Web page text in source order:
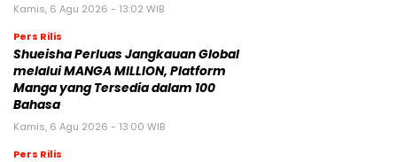
Kamis, 6 Agu 2026 - 13:02 WIB
Pers Rilis
Shueisha Perluas Jangkauan Global
melalui MANGA MILLION, Platform
Manga yang Tersedia dalam 100
Bahasa
Kamis, 6 Agu 2026 - 13:00 WIB
Pers Rilis